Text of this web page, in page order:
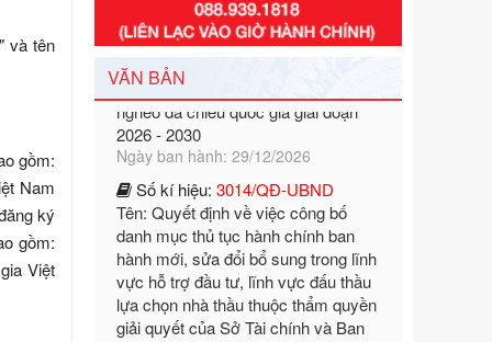
và tên
gồm:
Nam
ký
gồm:
Việt
VĂN BẢN
của Chính phủ: Quy định chuẩn
nghèo đa chiều quốc gia giai đoạn
2026 - 2030
Ngày ban hành: 29/12/2026
Số kí hiệu:3014/QĐ-UBND
Tên: Quyết định về việc công bố
danh mục thủ tục hành chính ban
hành mới, sửa đổi bổ sung trong lĩnh
vực hỗ trợ đầu tư, lĩnh vực đấu thầu
lựa chọn nhà thầu thuộc thẩm quyền
giải quyết của Sở Tài chính và Ban
Quản lý Khu kinh tế Đông Nam
Nghệ An
Ngày ban hành: 23/09/2026